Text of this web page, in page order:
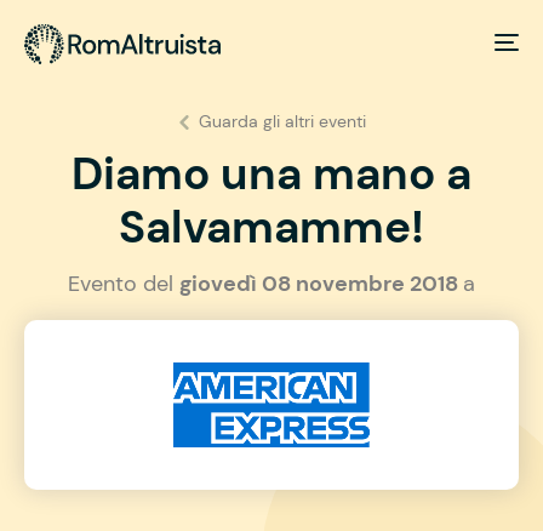
Guarda gli altri eventi
Diamo una mano a
Salvamamme!
Evento del giovedì 08 novembre 2018 a